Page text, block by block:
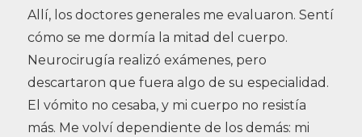
Allí, los doctores generales me evaluaron. Sentí
cómo se me dormía la mitad del cuerpo.
Neurocirugía realizó exámenes, pero
descartaron que fuera algo de su especialidad.
El vómito no cesaba, y mi cuerpo no resistía
más. Me volví dependiente de los demás: mi